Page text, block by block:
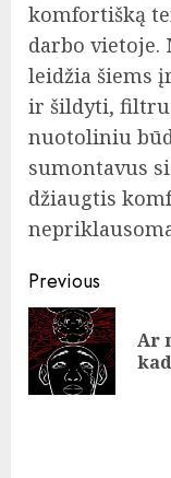
komfortišką
darbo vietoje.
leidžia šiems
ir šildyti,
nuotoliniu
sumontavus
džiaugtis
Post
navigation
Previous
Ar